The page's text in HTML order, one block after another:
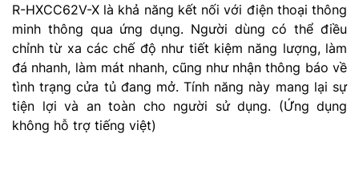
R-HXCC62V-X là khả năng kết nối với điện thoại thông
minh thông qua ứng dụng. Người dùng có thể điều
chỉnh từ xa các chế độ như tiết kiệm năng lượng, làm
đá nhanh, làm mát nhanh, cũng như nhận thông báo về
tình trạng cửa tủ đang mở. Tính năng này mang lại sự
tiện lợi và an toàn cho người sử dụng. (Ứng dụng
không hỗ trợ tiếng việt)